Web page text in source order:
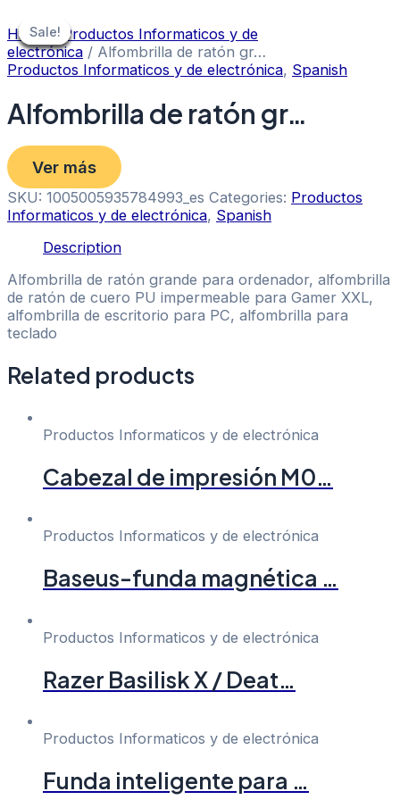
to
content
Sale!
Home/ Productos Informaticos y de
electrónica / Alfombrilla de ratón gr…
Productos Informaticos y de electrónica, Spanish
Alfombrilla de ratón gr…
Ver más
SKU: 1005005935784993_es Categories: Productos
Informaticos y de electrónica, Spanish
Description
Alfombrilla de ratón grande para ordenador, alfombrilla
de ratón de cuero PU impermeable para Gamer XXL,
alfombrilla de escritorio para PC, alfombrilla para
teclado
Related products
Productos Informaticos y de electrónica
Cabezal de impresión M0…
Sale!
Sale!
Productos Informaticos y de electrónica
Baseus-funda magnética …
Sale!
Sale!
Productos Informaticos y de electrónica
Razer Basilisk X / Deat…
Sale!
Sale!
Productos Informaticos y de electrónica
Funda inteligente para …